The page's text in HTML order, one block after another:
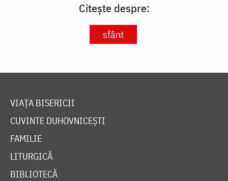
Citește despre:
sfânt
VIAȚA BISERICII
CUVINTE DUHOVNICEȘTI
FAMILIE
LITURGICĂ
BIBLIOTECĂ